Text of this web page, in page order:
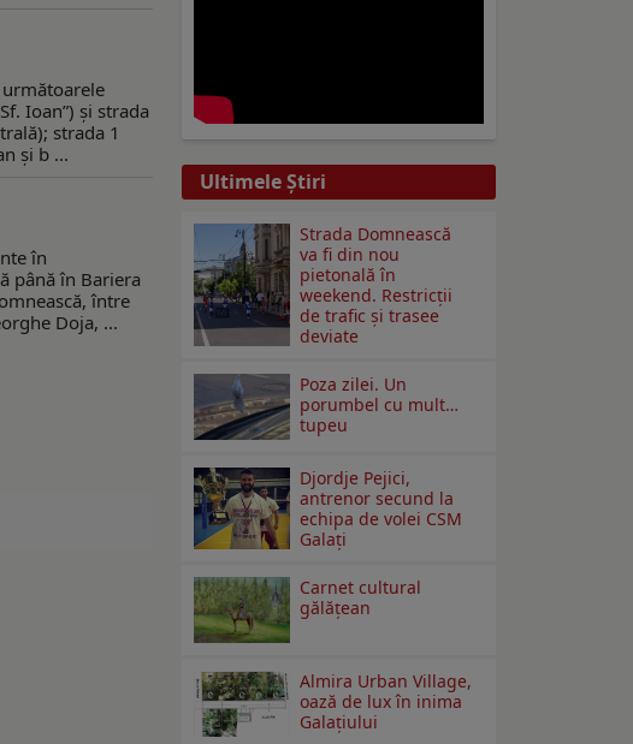
Ioan”) și strada
strada 1
și b ...
în
până în Bariera
între
Doja, ...
Ultimele Ştiri
Strada Domnească
va fi din nou
pietonală în
weekend. Restricţii
de trafic şi trasee
deviate
Poza zilei. Un
porumbel cu mult…
tupeu
Djordje Pejici,
antrenor secund la
echipa de volei CSM
Galați
Carnet cultural
gălăţean
Almira Urban Village,
oază de lux în inima
Galațiului